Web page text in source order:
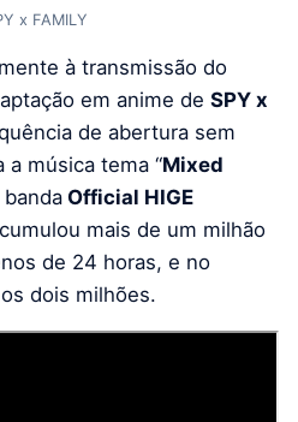
x FAMILY
à transmissão do
em anime de SPY x
de abertura sem
música tema “Mixed
Official HIGE
mais de um milhão
de 24 horas, e no
dois milhões.